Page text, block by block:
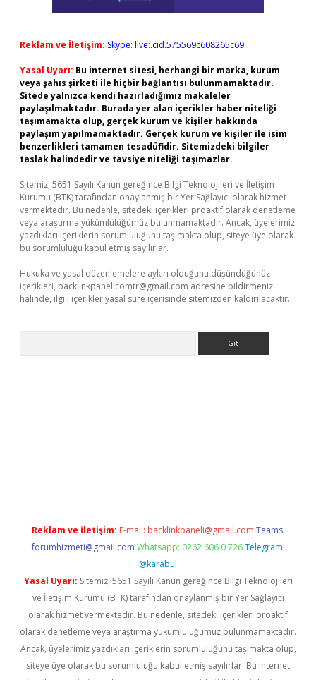
Reklam ve İletişim: Skype: live:.cid.575569c608265c69
Yasal Uyarı: Bu internet sitesi, herhangi bir marka, kurum
veya şahıs şirketi ile hiçbir bağlantısı bulunmamaktadır.
Sitede yalnızca kendi hazırladığımız makaleler
paylaşılmaktadır. Burada yer alan içerikler haber niteliği
taşımamakta olup, gerçek kurum ve kişiler hakkında
paylaşım yapılmamaktadır. Gerçek kurum ve kişiler ile isim
benzerlikleri tamamen tesadüfidir. Sitemizdeki bilgiler
taslak halindedir ve tavsiye niteliği taşımazlar.
Sitemiz, 5651 Sayılı Kanun gereğince Bilgi Teknolojileri ve İletişim
Kurumu (BTK) tarafından onaylanmış bir Yer Sağlayıcı olarak hizmet
vermektedir. Bu nedenle, sitedeki içerikleri proaktif olarak denetleme
veya araştırma yükümlülüğümüz bulunmamaktadır. Ancak, üyelerimiz
yazdıkları içeriklerin sorumluluğunu taşımakta olup, siteye üye olarak
bu sorumluluğu kabul etmiş sayılırlar.
Hukuka ve yasal düzenlemelere aykırı olduğunu düşündüğünüz
içerikleri, backlinkpanelicomtr@gmail.com adresine bildirmeniz
halinde, ilgili içerikler yasal süre içerisinde sitemizden kaldırılacaktır.
Reklam ve İletişim: E-mail: backlinkpaneli@gmail.com Teams:
forumhizmeti@gmail.com Whatsapp: 0262 606 0 726 Telegram:
@karabul
Yasal Uyarı: Sitemiz, 5651 Sayılı Kanun gereğince Bilgi Teknolojileri
ve İletişim Kurumu (BTK) tarafından onaylanmış bir Yer Sağlayıcı
olarak hizmet vermektedir. Bu nedenle, sitedeki içerikleri proaktif
olarak denetleme veya araştırma yükümlülüğümüz bulunmamaktadır.
Ancak, üyelerimiz yazdıkları içeriklerin sorumluluğunu taşımakta olup,
siteye üye olarak bu sorumluluğu kabul etmiş sayılırlar. Bu internet